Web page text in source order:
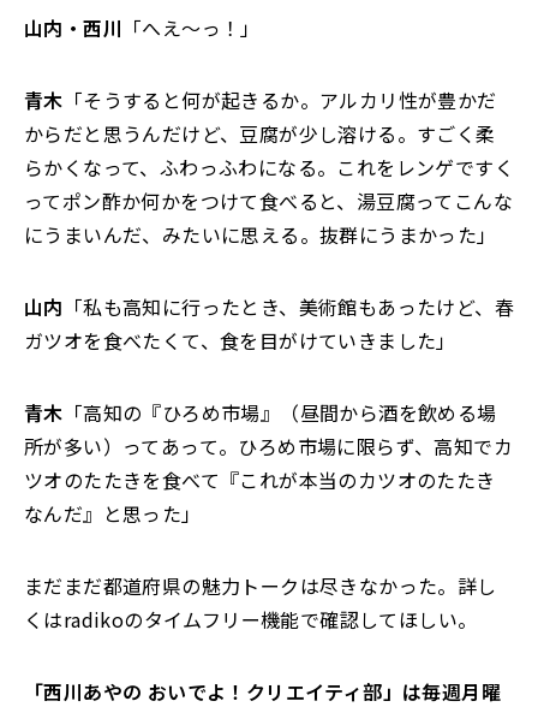
山内・西川 「へえ～っ！」
青木 「そうすると何が起きるか。アルカリ性が豊かだ
からだと思うんだけど、豆腐が少し溶ける。すごく柔
らかくなって、ふわっふわになる。これをレンゲですく
ってポン酢か何かをつけて食べると、湯豆腐ってこんな
にうまいんだ、みたいに思える。抜群にうまかった」
山内 「私も高知に行ったとき、美術館もあったけど、春
ガツオを食べたくて、食を目がけていきました」
青木 「高知の『ひろめ市場』（昼間から酒を飲める場
所が多い）ってあって。ひろめ市場に限らず、高知でカ
ツオのたたきを食べて『これが本当のカツオのたたき
なんだ』と思った」
まだまだ都道府県の魅力トークは尽きなかった。詳し
くはradikoのタイムフリー機能で確認してほしい。
「西川あやの おいでよ！クリエイティ部」は毎週月曜